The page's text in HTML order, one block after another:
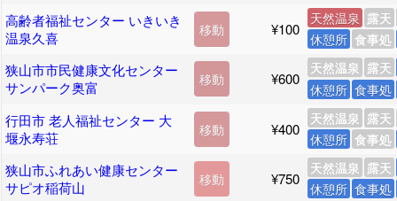
高齢者福祉センター いきいき
温泉久喜
移動 ¥100
天然温泉 露天
休憩所 食事処
狭山市市民健康文化センター
サンパーク奥富
移動 ¥600
天然温泉 露天
休憩所 食事処
行田市 老人福祉センター 大
堰永寿荘
移動 ¥400
天然温泉 露天
休憩所 食事処
狭山市ふれあい健康センター
サピオ稲荷山
移動 ¥750
天然温泉 露天
休憩所 食事処